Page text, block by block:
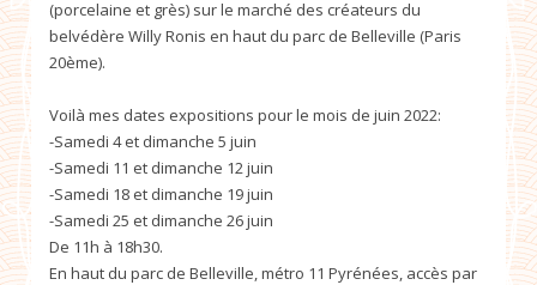
(porcelaine et grès) sur le marché des créateurs du
belvédère Willy Ronis en haut du parc de Belleville (Paris
20ème).
Voilà mes dates expositions pour le mois de juin 2022:
-Samedi 4 et dimanche 5 juin
-Samedi 11 et dimanche 12 juin
-Samedi 18 et dimanche 19 juin
-Samedi 25 et dimanche 26 juin
De 11h à 18h30.
En haut du parc de Belleville, métro 11 Pyrénées, accès par